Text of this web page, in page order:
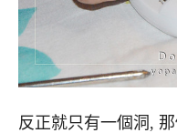
反正就只有一個洞,